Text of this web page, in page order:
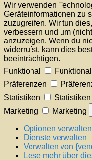
Wir verwenden
Geräteinformationen zu
zuzugreifen. Wir tun
verbessern und um
anzuzeigen. Wenn du
widerrufst, kann dies
beeinträchtigen.
Funktional
Funktional
Präferenzen
Statistiken
Statistiken
Marketing
Marketing
Optionen verwalten
Dienste verwalten
Verwalten von
Lese mehr über